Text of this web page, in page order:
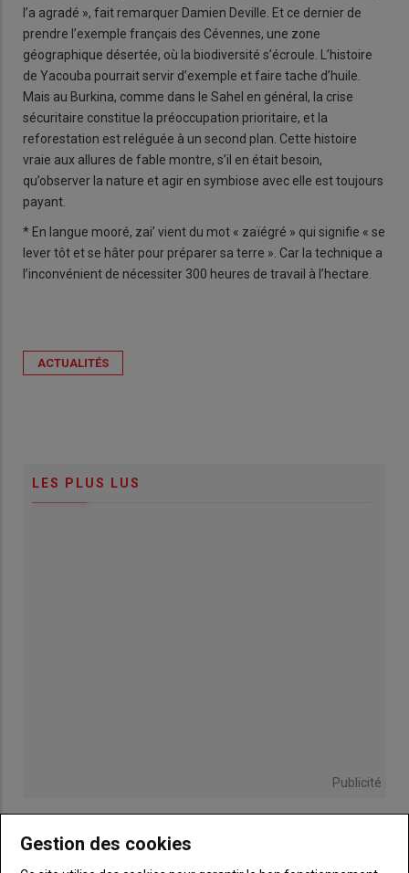
l’a agradé », fait remarquer Damien Deville. Et ce dernier de
prendre l’exemple français des Cévennes, une zone
géographique désertée, où la biodiversité s’écroule. L’histoire
de Yacouba pourrait servir d’exemple et faire tache d’huile.
Mais au Burkina, comme dans le Sahel en général, la crise
sécuritaire constitue la préoccupation prioritaire, et la
reforestation est reléguée à un second plan. Cette histoire
vraie aux allures de fable montre, s’il en était besoin,
qu’observer la nature et agir en symbiose avec elle est toujours
payant.
* En langue mooré, zai’ vient du mot « zaïégré » qui signifie « se
lever tôt et se hâter pour préparer sa terre ». Car la technique a
l’inconvénient de nécessiter 300 heures de travail à l’hectare.
ACTUALITÉS
LES PLUS LUS
Publicité
Gestion des cookies